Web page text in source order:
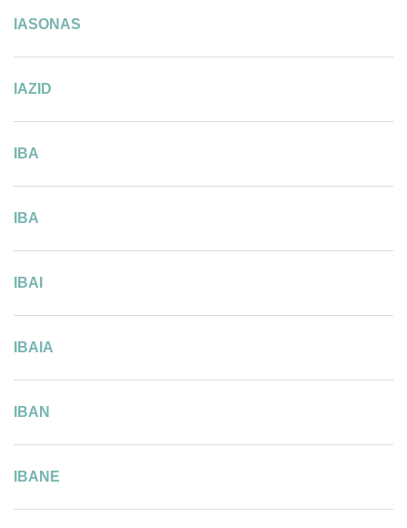
IASONAS
IAZID
IBA
IBA
IBAI
IBAIA
IBAN
IBANE